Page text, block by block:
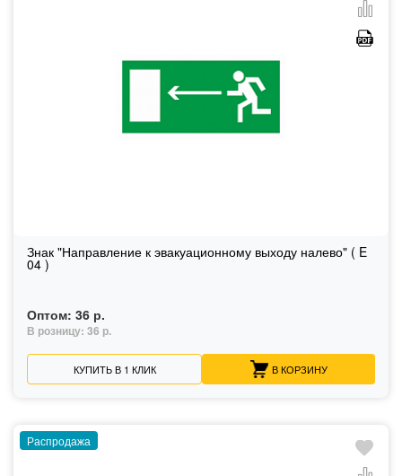
Знак "Направление к эвакуационному выходу налево" ( E
04 )
Оптом: 36 р.
В розницу: 36 р.
КУПИТЬ В 1 КЛИК В КОРЗИНУ
Распродажа